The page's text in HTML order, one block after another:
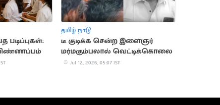
படிப்புகள்:
தமிழ் நாடு
டீ குடிக்க சென்ற இளைஞர்
மர்மகும்பலால் வெட்டிக்கொலை
Jul 12, 2026, 05:07 IST